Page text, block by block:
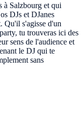
à Salzbourg et qui
DJs et DJanes
Qu'il s'agisse d'un
tu trouveras ici des
sens de l'audience et
le DJ qui te
sans